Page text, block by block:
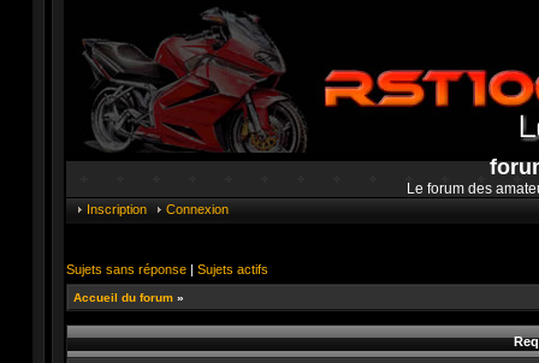
Le forum des
Inscription Connexion
Sujets sans réponse | Sujets actifs
Accueil du forum »